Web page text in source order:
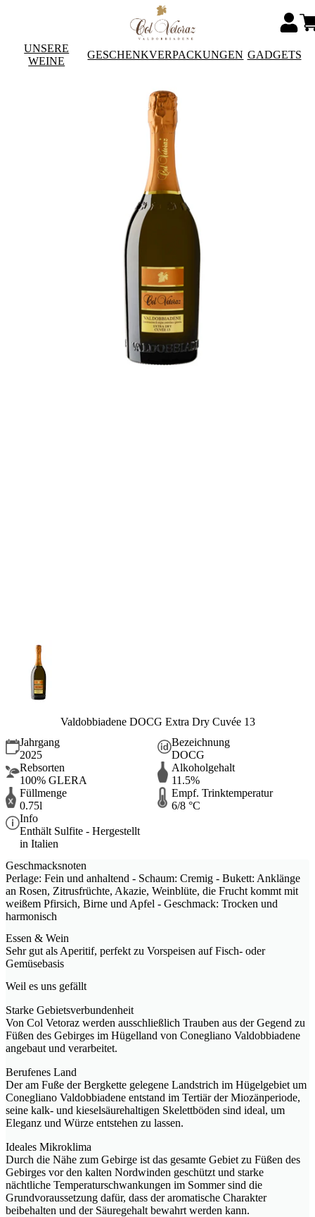
UNSERE
WEINE
GESCHENKVERPACKUNGEN GADGETS
Valdobbiadene DOCG Extra Dry Cuvée 13
Jahrgang
2025
Bezeichnung
DOCG
Rebsorten
100% GLERA
Alkoholgehalt
11.5%
Füllmenge
0.75l
Empf. Trinktemperatur
6/8 °C
Info
Enthält Sulfite - Hergestellt
in Italien
Geschmacksnoten
Perlage: Fein und anhaltend - Schaum: Cremig - Bukett: Anklänge
an Rosen, Zitrusfrüchte, Akazie, Weinblüte, die Frucht kommt mit
weißem Pfirsich, Birne und Apfel - Geschmack: Trocken und
harmonisch
Essen & Wein
Sehr gut als Aperitif, perfekt zu Vorspeisen auf Fisch- oder
Gemüsebasis
Weil es uns gefällt
Starke Gebietsverbundenheit
Von Col Vetoraz werden ausschließlich Trauben aus der Gegend zu
Füßen des Gebirges im Hügelland von Conegliano Valdobbiadene
angebaut und verarbeitet.
Berufenes Land
Der am Fuße der Bergkette gelegene Landstrich im Hügelgebiet um
Conegliano Valdobbiadene entstand im Tertiär der Miozänperiode,
seine kalk- und kieselsäurehaltigen Skelettböden sind ideal, um
Eleganz und Würze entstehen zu lassen.
Ideales Mikroklima
Durch die Nähe zum Gebirge ist das gesamte Gebiet zu Füßen des
Gebirges vor den kalten Nordwinden geschützt und starke
nächtliche Temperaturschwankungen im Sommer sind die
Grundvoraussetzung dafür, dass der aromatische Charakter
beibehalten und der Säuregehalt bewahrt werden kann.